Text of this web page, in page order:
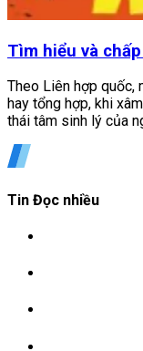
Tìm hiểu và
Theo Liên hợp quốc,
hay tổng hợp, khi
thái tâm sinh lý của
Tin Đọc nhiều